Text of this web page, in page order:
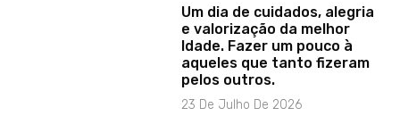
Um dia de cuidados, alegria
e valorização da melhor
Idade. Fazer um pouco à
aqueles que tanto fizeram
pelos outros.
23 De Julho De 2026